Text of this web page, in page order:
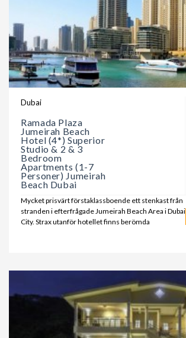
Dubai
Ramada Plaza
Jumeirah Beach
Hotel (4*) Superior
Studio & 2 & 3
Bedroom
Apartments (1-7
Personer) Jumeirah
Beach Dubai
Mycket prisvärt förstaklassboende ett stenkast från
stranden i efterfrågade Jumeirah Beach Area i Dubai
City. Strax utanför hotellet finns berömda